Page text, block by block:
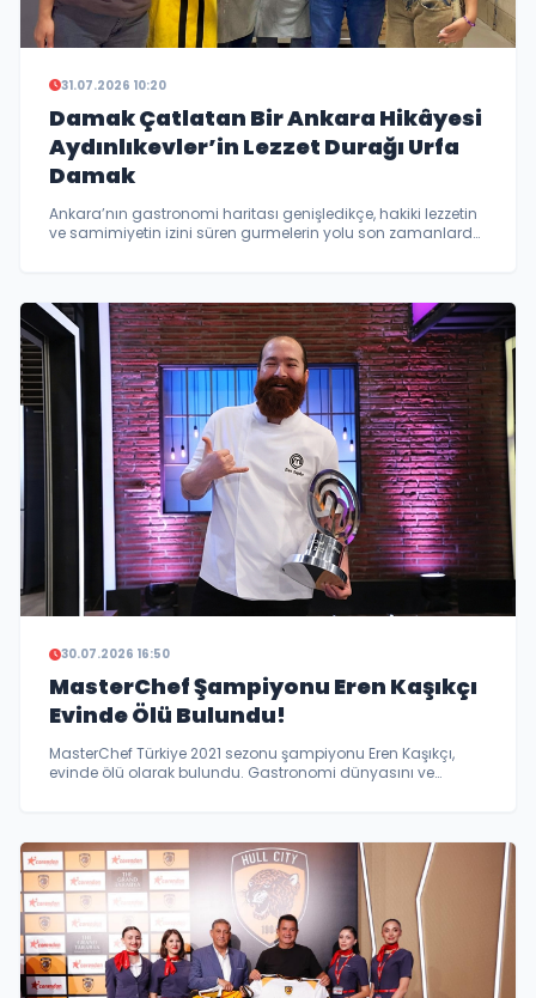
31.07.2026 10:20
Damak Çatlatan Bir Ankara Hikâyesi
Aydınlıkevler’in Lezzet Durağı Urfa
Damak
Ankara’nın gastronomi haritası genişledikçe, hakiki lezzetin
ve samimiyetin izini süren gurmelerin yolu son zamanlarda
30.07.2026 16:50
MasterChef Şampiyonu Eren Kaşıkçı
Evinde Ölü Bulundu!
MasterChef Türkiye 2021 sezonu şampiyonu Eren Kaşıkçı,
evinde ölü olarak bulundu. Gastronomi dünyasını ve